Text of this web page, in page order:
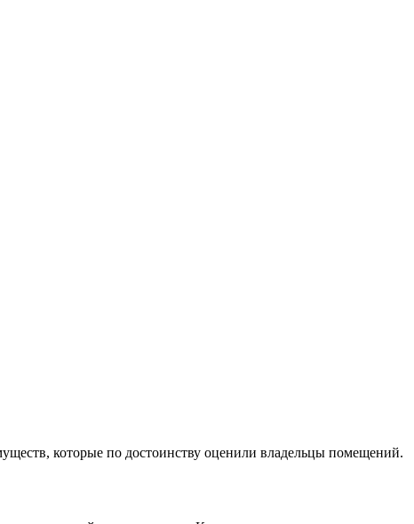
которые по достоинству оценили владельцы помещений.